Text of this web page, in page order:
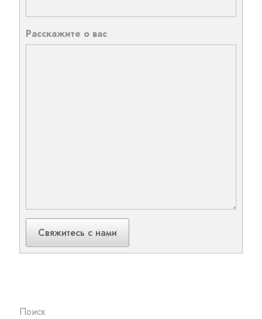
Расскажите о вас
Свяжитесь с нами
Поиск